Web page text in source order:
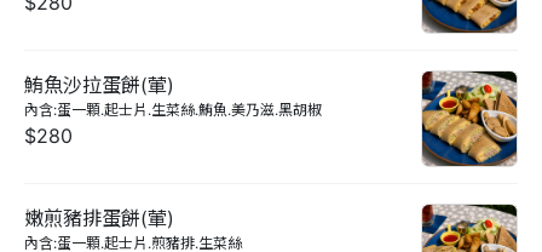
鮪魚沙拉蛋餅(葷)
內含:蛋一顆.起士片.生菜絲.鮪魚.美乃滋.黑胡椒
$280
嫩煎豬排蛋餅(葷)
內含:蛋一顆.起士片.煎豬排.生菜絲